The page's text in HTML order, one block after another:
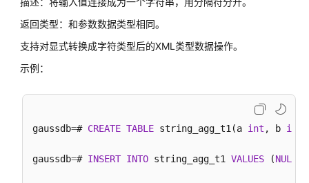
字
符
作
返回类型：和参数数据类型相同。
支持对显式转换成字符类型后的XML类型数据操作。
示例：
gaussdb=# CREATE TABLE string_agg_t1(a int , b int
gaussdb=# INSERT INTO string_agg_t1 VALUES (NULL